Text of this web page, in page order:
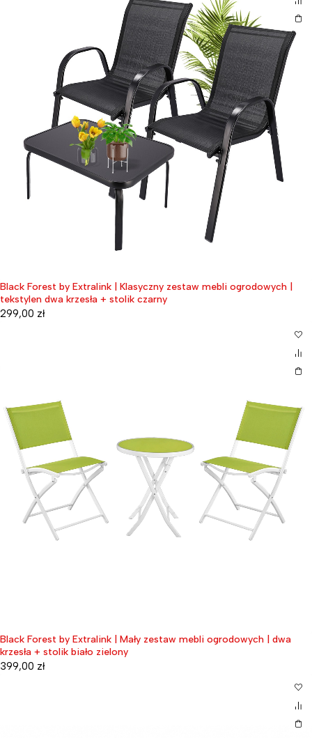
Black Forest by Extralink | Klasyczny zestaw mebli ogrodowych |
tekstylen dwa krzesła + stolik czarny
299,00 zł
Black Forest by Extralink | Mały zestaw mebli ogrodowych | dwa
krzesła + stolik biało zielony
399,00 zł